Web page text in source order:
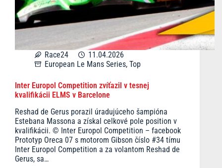
Race24
11.04.2026
European Le Mans Series, Top
Inter Europol Competition zvíťazil v tesnej
kvalifikácii ELMS v Barcelone
Reshad de Gerus porazil úradujúceho šampióna
Estebana Massona a získal celkové pole position v
kvalifikácii. © Inter Europol Competition – facebook
Prototyp Oreca 07 s motorom Gibson číslo #34 tímu
Inter Europol Competition a za volantom Reshad de
Gerus, sa…